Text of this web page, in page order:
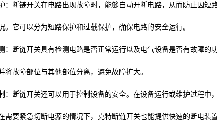
：断链开关在电路出现故障时，能够自动开断电路，从而防止因短
。它可以分为短路保护和过载保护，确保电路的安全运行。
：断链开关具有检测电路是否正常运行以及电气设备是否有故障的
将故障部位与其他部位分离，避免故障扩大。
：断链开关还可以用于控制设备的安全。在设备运行或维护过程中
需要紧急切断电源的情况下，克特断链开关也能提供快速的断电装